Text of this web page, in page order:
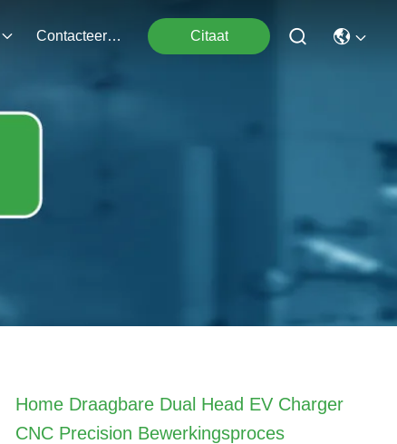
Contacteer Ons Citaat
Home Draagbare Dual Head EV Charger
CNC Precision Bewerkingsproces